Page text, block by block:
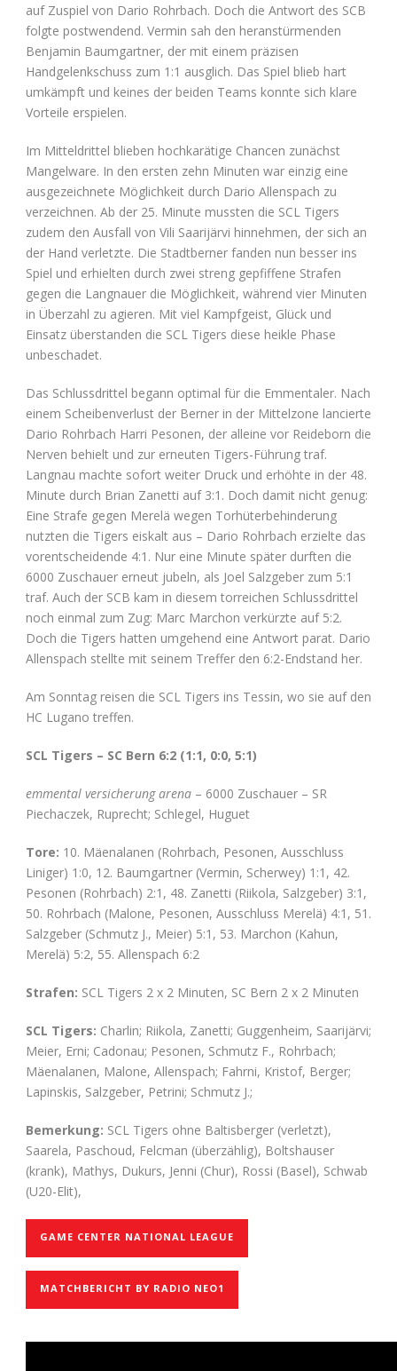
auf Zuspiel von Dario Rohrbach. Doch die Antwort des SCB
folgte postwendend. Vermin sah den heranstürmenden
Benjamin Baumgartner, der mit einem präzisen
Handgelenkschuss zum 1:1 ausglich. Das Spiel blieb hart
umkämpft und keines der beiden Teams konnte sich klare
Vorteile erspielen.
Im Mitteldrittel blieben hochkarätige Chancen zunächst
Mangelware. In den ersten zehn Minuten war einzig eine
ausgezeichnete Möglichkeit durch Dario Allenspach zu
verzeichnen. Ab der 25. Minute mussten die SCL Tigers
zudem den Ausfall von Vili Saarijärvi hinnehmen, der sich an
der Hand verletzte. Die Stadtberner fanden nun besser ins
Spiel und erhielten durch zwei streng gepfiffene Strafen
gegen die Langnauer die Möglichkeit, während vier Minuten
in Überzahl zu agieren. Mit viel Kampfgeist, Glück und
Einsatz überstanden die SCL Tigers diese heikle Phase
unbeschadet.
Das Schlussdrittel begann optimal für die Emmentaler. Nach
einem Scheibenverlust der Berner in der Mittelzone lancierte
Dario Rohrbach Harri Pesonen, der alleine vor Reideborn die
Nerven behielt und zur erneuten Tigers-Führung traf.
Langnau machte sofort weiter Druck und erhöhte in der 48.
Minute durch Brian Zanetti auf 3:1. Doch damit nicht genug:
Eine Strafe gegen Merelä wegen Torhüterbehinderung
nutzten die Tigers eiskalt aus – Dario Rohrbach erzielte das
vorentscheidende 4:1. Nur eine Minute später durften die
6000 Zuschauer erneut jubeln, als Joel Salzgeber zum 5:1
traf. Auch der SCB kam in diesem torreichen Schlussdrittel
noch einmal zum Zug: Marc Marchon verkürzte auf 5:2.
Doch die Tigers hatten umgehend eine Antwort parat. Dario
Allenspach stellte mit seinem Treffer den 6:2-Endstand her.
Am Sonntag reisen die SCL Tigers ins Tessin, wo sie auf den
HC Lugano treffen.
SCL Tigers – SC Bern 6:2 (1:1, 0:0, 5:1)
emmental versicherung arena – 6000 Zuschauer – SR
Piechaczek, Ruprecht; Schlegel, Huguet
Tore: 10. Mäenalanen (Rohrbach, Pesonen, Ausschluss
Liniger) 1:0, 12. Baumgartner (Vermin, Scherwey) 1:1, 42.
Pesonen (Rohrbach) 2:1, 48. Zanetti (Riikola, Salzgeber) 3:1,
50. Rohrbach (Malone, Pesonen, Ausschluss Merelä) 4:1, 51.
Salzgeber (Schmutz J., Meier) 5:1, 53. Marchon (Kahun,
Merelä) 5:2, 55. Allenspach 6:2
Strafen: SCL Tigers 2 x 2 Minuten, SC Bern 2 x 2 Minuten
SCL Tigers: Charlin; Riikola, Zanetti; Guggenheim, Saarijärvi;
Meier, Erni; Cadonau; Pesonen, Schmutz F., Rohrbach;
Mäenalanen, Malone, Allenspach; Fahrni, Kristof, Berger;
Lapinskis, Salzgeber, Petrini; Schmutz J.;
Bemerkung: SCL Tigers ohne Baltisberger (verletzt),
Saarela, Paschoud, Felcman (überzählig), Boltshauser
(krank), Mathys, Dukurs, Jenni (Chur), Rossi (Basel), Schwab
(U20-Elit),
GAME CENTER NATIONAL LEAGUE
MATCHBERICHT BY RADIO NEO1